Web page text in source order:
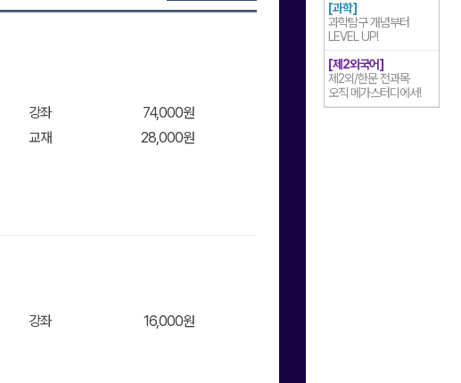
강좌
74,000원
교재
28,000원
강좌 16,000원
[과학]
과학탐구 개념부터
LEVEL UP!
[제2외국어]
제2외/한문 전과목
오직 메가스터디에서!